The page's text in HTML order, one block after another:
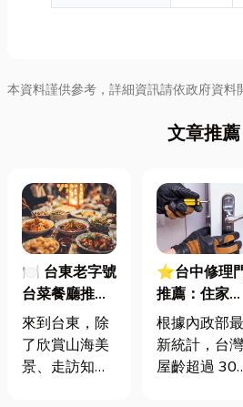
本資料謹供參考，詳細資訊請依政府資料
文章推薦
🍽️ 台東老字號
台菜餐廳推薦
｜在地人聚餐
首選，經典合
菜一次滿足
來到台東，除
了欣賞山海美
景、走訪知名
⭐台中修理
推薦：住家鐵
門卡住、大門
下垂怎麼辦？
維修費用與不
根據內政部最
新統計，台灣
屋齡超過 30